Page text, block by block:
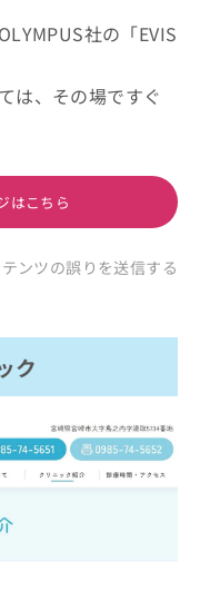
社の「EVIS
は、その場ですぐ
はこちら
ンツの誤りを送信する
ク